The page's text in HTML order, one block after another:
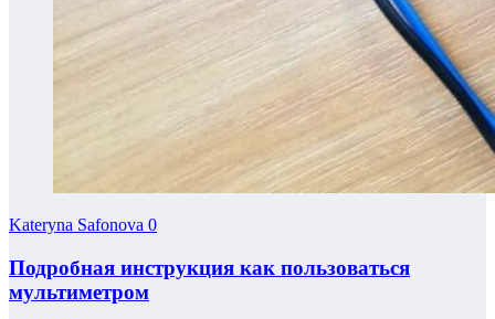
Kateryna Safonova 0
Подробная инструкция как пользоваться
мультиметром